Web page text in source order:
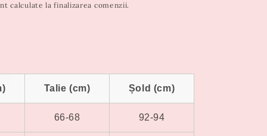
calculate la finalizarea comenzii.
Talie (cm) Șold (cm)
66-68 92-94